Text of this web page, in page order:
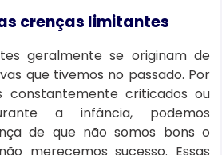
crenças limitantes
geralmente se originam de
que tivemos no passado. Por
constantemente criticados ou
a infância, podemos
de que não somos bons o